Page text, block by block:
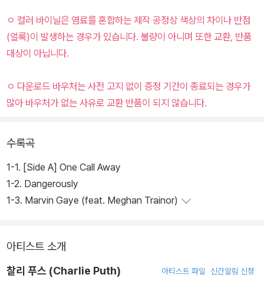
ㅇ 컬러 바이닐은 염료를 혼합하는 제작 공정상 색상의 차이나 반점
(얼룩)이 발생하는 경우가 있습니다. 불량이 아니며 또한 교환, 반품
대상이 아닙니다.
ㅇ 다운로드 바우처는 사전 고지 없이 증정 기간이 종료되는 경우가
많아 바우처가 없는 사유로 교환 반품이 되지 않습니다.
수록곡
1-1. [Side A] One Call Away
1-2. Dangerously
1-3. Marvin Gaye (feat. Meghan Trainor)
아티스트 소개
찰리 푸스 (Charlie Puth) 아티스트 파일 신간알림 신청